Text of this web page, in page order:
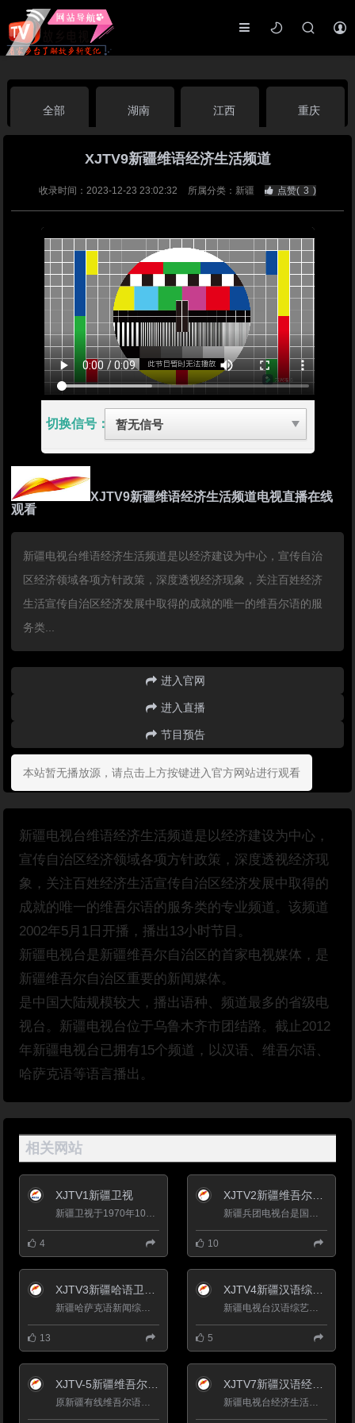
全部 湖南 江西 重庆
河南 福建
海南 宁夏 西藏 新疆
XJTV9新疆维语经济生活频道
收录时间：2023-12-23 23:02:32 所属分类：新疆 点赞( 3 )
切换信号：
XJTV9新疆维语经济生活频道电视直播在线
观看
新疆电视台维语经济生活频道是以经济建设为中心，宣传自治
区经济领域各项方针政策，深度透视经济现象，关注百姓经济
生活宣传自治区经济发展中取得的成就的唯一的维吾尔语的服
务类...
进入官网
进入直播
节目预告
本站暂无播放源，请点击上方按键进入官方网站进行观看
新疆电视台维语经济生活频道是以经济建设为中心，
宣传自治区经济领域各项方针政策，深度透视经济现
象，关注百姓经济生活宣传自治区经济发展中取得的
成就的唯一的维吾尔语的服务类的专业频道。该频道
2002年5月1日开播，播出13小时节目。
新疆电视台是新疆维吾尔自治区的首家电视媒体，是
新疆维吾尔自治区重要的新闻媒体。
是中国大陆规模较大，播出语种、频道最多的省级电
视台。新疆电视台位于乌鲁木齐市团结路。截止2012
年新疆电视台已拥有15个频道，以汉语、维吾尔语、
哈萨克语等语言播出。
相关网站
XJTV1新疆卫视
4
XJTV2新疆维吾尔语卫视
10
13
XJTV4新疆汉语综艺频道
新疆电视台汉语综艺频道(XJTV-4)（原影视文体频道）新疆电视台第四套节目是一个以时尚咨询节目及影视剧为主、力...
5
XJTV7新疆汉语经济生活频道
新疆电视台经济生活频道（XJTV-7）的前身是新疆经济电视台，简称&ldquo;新疆经视&rdquo;，新疆广播电视事业改革发展...